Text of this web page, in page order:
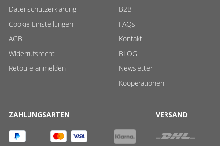
Datenschutzerklärung
Cookie Einstellungen
AGB
Widerrufsrecht
Retoure anmelden
B2B
FAQs
Kontakt
BLOG
Newsletter
Kooperationen
ZAHLUNGSARTEN VERSAND